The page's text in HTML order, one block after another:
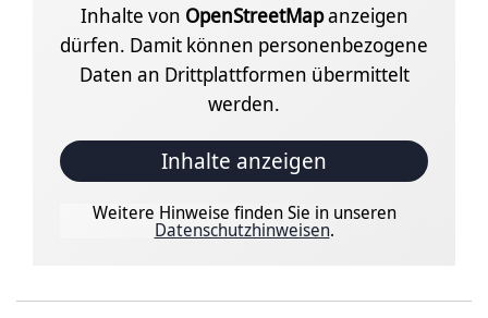
Inhalte von OpenStreetMapanzeigen
dürfen. Damit können personenbezogene
Daten an Drittplattformen übermittelt
werden.
Inhalte anzeigen
Weitere Hinweise finden Sie in unseren
Datenschutzhinweisen.